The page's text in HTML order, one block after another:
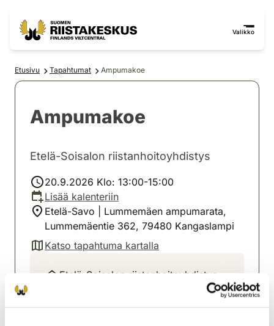
Valikko
Etusivu Tapahtumat Ampumakoe
Ampumakoe
Etelä-Soisalon riistanhoitoyhdistys
20.9.2026 Klo: 13:00-15:00
Lisää kalenteriin
Etelä-Savo | Lummemäen ampumarata,
Lummemäentie 362, 79480 Kangaslampi
Katso tapahtuma kartalla
(avautuu uuteen välilehteen)
Etelä-Soisalon riistanhoitoyhdistys